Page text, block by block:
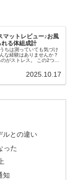
マットレビュー♪お風
る体組成計
ちは測っていても気づけ
な経験はありませんか？
レス。 この2つが
新しいタイプの体組成計
2025.10.17
ルとの違い
った
知